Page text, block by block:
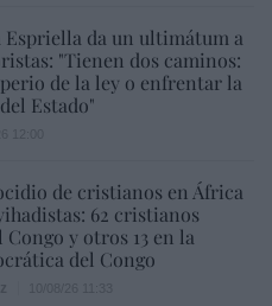
Espriella da un ultimátum a
"Tienen dos caminos:
de la ley o enfrentar la
Estado"
de cristianos en África
62 cristianos
Congo y otros 13 en la
del Congo